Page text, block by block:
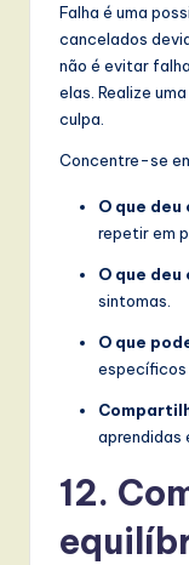
Falha é uma
cancelados
não é evitar
elas. Realize
culpa.
Concentre-se
O que
repetir em
O que deu
sintomas.
O que
específicos
aprendidas
12.